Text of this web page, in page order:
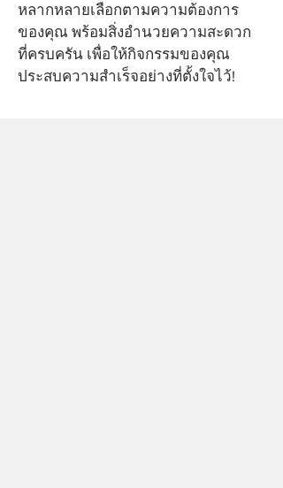
หลากหลายเลือกตามความต้องการ
ของคุณ พร้อมสิ่งอำนวยความสะดวก
ที่ครบครัน เพื่อให้กิจกรรมของคุณ
ประสบความสำเร็จอย่างที่ตั้งใจไว้!